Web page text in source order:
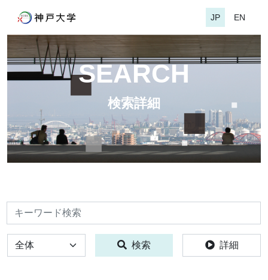
JP EN
SEARCH
検索詳細
検索
全体 検索 詳細